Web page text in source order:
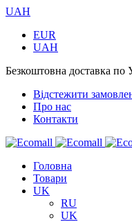
UAH
EUR
UAH
Безкоштовна доставка по
Відстежити
Про нас
Контакти
Головна
Товари
UK
RU
UK